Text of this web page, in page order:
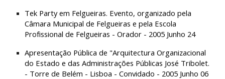
Tek Party em Felgueiras. Evento, organizado pela
Câmara Municipal de Felgueiras e pela Escola
Profissional de Felgueiras - Orador - 2005 Junho 24
Apresentação Pública de "Arquitectura Organizacional
do Estado e das Administrações Públicas José Tribolet.
- Torre de Belém - Lisboa - Convidado - 2005 Junho 06